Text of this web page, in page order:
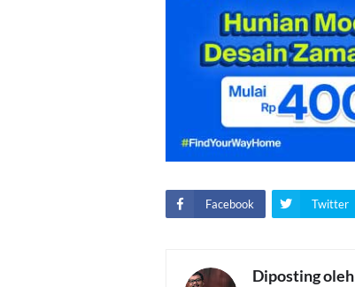
Facebook Twitter
Diposting oleh